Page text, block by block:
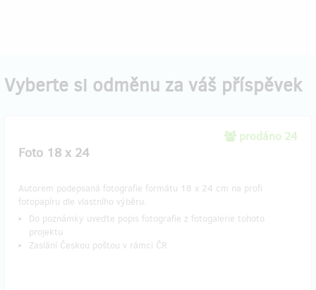
Vyberte si odměnu za váš příspěvek
prodáno 24
Foto 18 x 24
Autorem podepsaná fotografie formátu 18 x 24 cm na profi
fotopapíru dle vlastního výběru.
Do poznámky uveďte popis fotografie z fotogalerie tohoto
projektu
Zaslání Českou poštou v rámci ČR